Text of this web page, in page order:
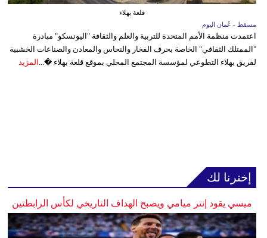
قلعة بهلاء
مسقط - عُمان اليوم
اعتمدت منظمة الأمم المتحدة للتربية والعلم والثقافة "اليونسكو" مبادرة
"الممتلك الثقافي" الخاصة بحرف الفخار والنحاس والمعادن والصناعات الخشبية
لفريق بهلاء التطوعي لمؤسسة المجتمع المحلي بموقع قلعة بهلاء �... المزيد
إخترنا لك
ميسي يقود إنتر ميامي ويصبح الهداف التاريخي لكأس الرابطتين